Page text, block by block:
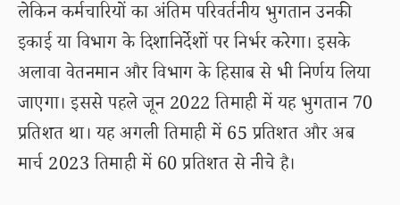
लेकिन कर्मचारियों का अंतिम परिवर्तनीय भुगतान उनकी
इकाई या विभाग के दिशानिर्देशों पर निर्भर करेगा। इसके
अलावा वेतनमान और विभाग के हिसाब से भी निर्णय लिया
जाएगा। इससे पहले जून 2022 तिमाही में यह भुगतान 70
प्रतिशत था। यह अगली तिमाही में 65 प्रतिशत और अब
मार्च 2023 तिमाही में 60 प्रतिशत से नीचे है।